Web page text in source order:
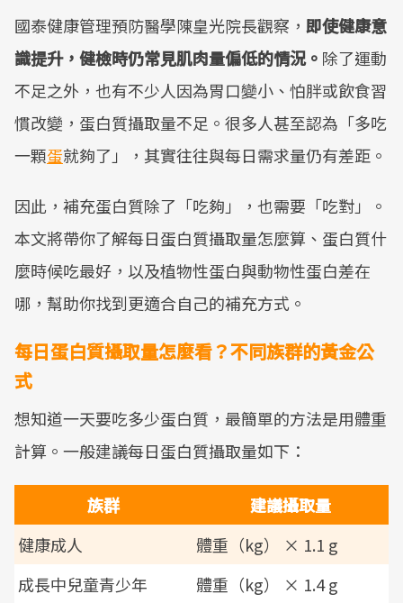
國泰健康管理預防醫學陳皇光院長觀察， 即使健康意
識提升，健檢時仍常見肌肉量偏低的情況。 除了運動
不足之外，也有不少人因為胃口變小、怕胖或飲食習
慣改變，蛋白質攝取量不足。很多人甚至認為「多吃
一顆蛋就夠了」，其實往往與每日需求量仍有差距。
因此，補充蛋白質除了「吃夠」，也需要「吃對」。
本文將帶你了解每日蛋白質攝取量怎麼算、蛋白質什
麼時候吃最好，以及植物性蛋白與動物性蛋白差在
哪，幫助你找到更適合自己的補充方式。
每日蛋白質攝取量怎麼看？不同族群的黃金公
式
想知道一天要吃多少蛋白質，最簡單的方法是用體重
計算。一般建議每日蛋白質攝取量如下：
族群
建議攝取量
健康成人
體重（kg） × 1.1 g
成長中兒童青少年
體重（kg） × 1.4 g